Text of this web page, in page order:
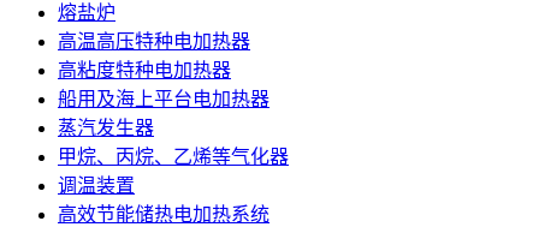
熔盐炉
高温高压特种电加热器
高粘度特种电加热器
船用及海上平台电加热器
蒸汽发生器
甲烷、丙烷、乙烯等气化器
调温装置
高效节能储热电加热系统